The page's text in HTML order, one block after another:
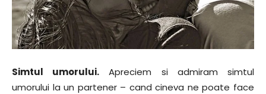
Simtul umorului. Apreciem si admiram simtul
umorului la un partener – cand cineva ne poate face